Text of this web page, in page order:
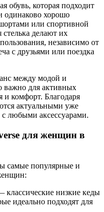
обувь, которая подходит
одинаково хорошо
или спортивной
стелька делают их
независимо от
с друзьями или поездка
между модой и
важно для активных
комфорт. Благодаря
актуальными уже
с любыми аксессуарами.
для женщин в
самые популярные и
классические низкие кеды
идеально подходят для